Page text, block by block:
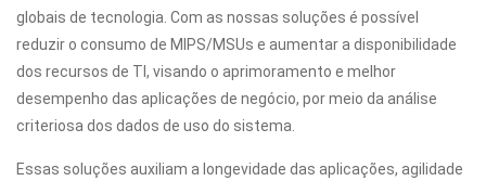
globais de tecnologia. Com as nossas soluções é possível
reduzir o consumo de MIPS/MSUs e aumentar a disponibilidade
dos recursos de TI, visando o aprimoramento e melhor
desempenho das aplicações de negócio, por meio da análise
criteriosa dos dados de uso do sistema.
Essas soluções auxiliam a longevidade das aplicações, agilidade